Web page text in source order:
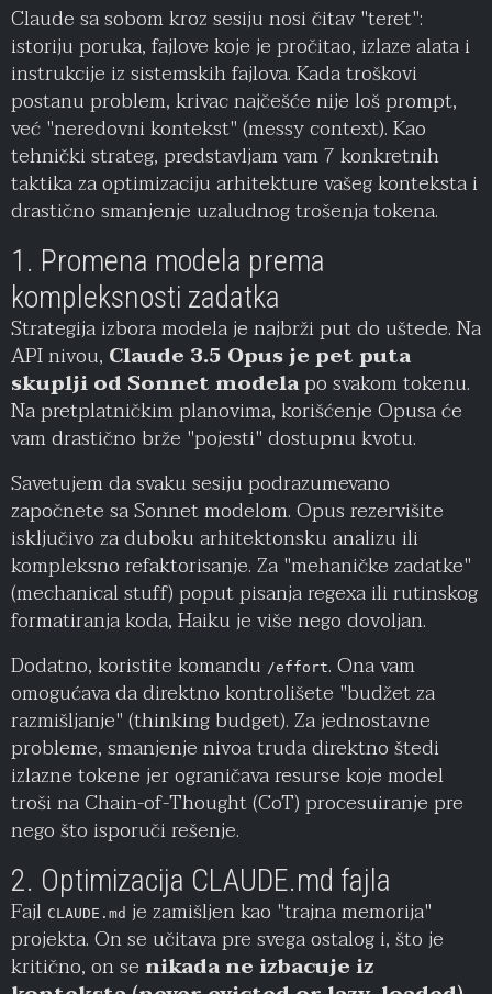
Claude sa sobom kroz sesiju nosi čitav "teret":
istoriju poruka, fajlove koje je pročitao, izlaze alata i
instrukcije iz sistemskih fajlova. Kada troškovi
postanu problem, krivac najčešće nije loš prompt,
već "neredovni kontekst" (messy context). Kao
tehnički strateg, predstavljam vam 7 konkretnih
taktika za optimizaciju arhitekture vašeg konteksta i
drastično smanjenje uzaludnog trošenja tokena.
1. Promena modela prema
kompleksnosti zadatka
Strategija izbora modela je najbrži put do uštede. Na
API nivou, Claude 3.5 Opus je pet puta
skuplji od Sonnet modelapo svakom tokenu.
Na pretplatničkim planovima, korišćenje Opusa će
vam drastično brže "pojesti" dostupnu kvotu.
Savetujem da svaku sesiju podrazumevano
započnete sa Sonnet modelom. Opus rezervišite
isključivo za duboku arhitektonsku analizu ili
kompleksno refaktorisanje. Za "mehaničke zadatke"
(mechanical stuff) poput pisanja regexa ili rutinskog
formatiranja koda, Haiku je više nego dovoljan.
Dodatno, koristite komandu /effort. Ona vam
omogućava da direktno kontrolišete "budžet za
razmišljanje" (thinking budget). Za jednostavne
probleme, smanjenje nivoa truda direktno štedi
izlazne tokene jer ograničava resurse koje model
troši na Chain-of-Thought (CoT) procesuiranje pre
nego što isporuči rešenje.
2. Optimizacija CLAUDE.md fajla
Fajl CLAUDE.md je zamišljen kao "trajna memorija"
projekta. On se učitava pre svega ostalog i, što je
kritično, on senikada ne izbacuje iz